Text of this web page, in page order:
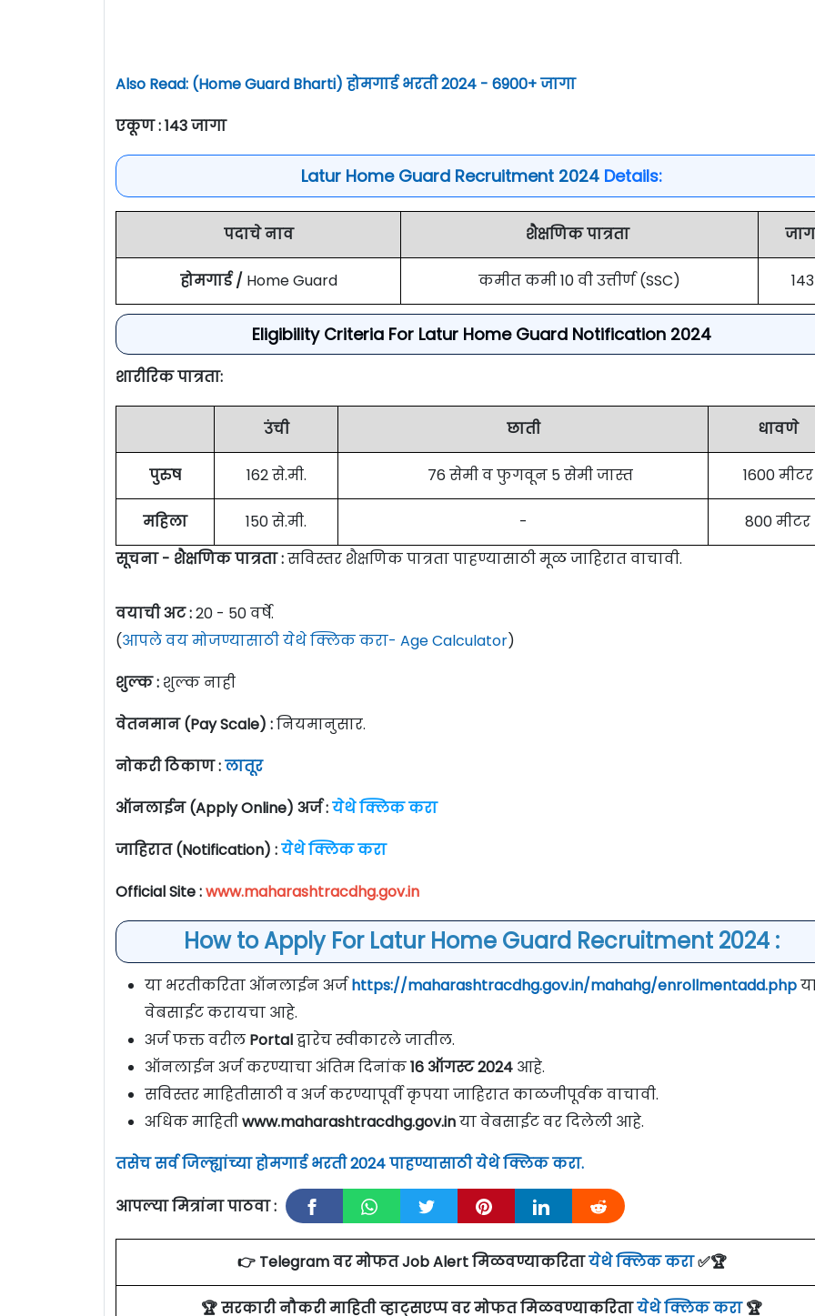
Also Read: (Home Guard Bharti) होमगार्ड भरती 2024 - 6900+ जागा
एकूण : 143 जागा
Latur Home Guard Recruitment 2024 Details:
पदाचे नाव शैक्षणिक पात्रता
होमगार्ड / Home Guard कमीत कमी 10 वी उत्तीर्ण (SSC) 143
Eligibility Criteria For Latur Home Guard Notification 2024
शारीरिक पात्रता:
उंची छाती धावणे
पुरुष 162 से.मी. 76 सेमी व फुगवून 5 सेमी जास्त 1600 मीटर
महिला 150 से.मी. -
800 मीटर
सूचना - शैक्षणिक पात्रता :सविस्तर शैक्षणिक पात्रता पाहण्यासाठी मूळ जाहिरात वाचावी.
वयाची अट :20 - 50 वर्षे.
(आपले वय मोजण्यासाठी येथे क्लिक करा- Age Calculator)
शुल्क : शुल्क नाही
वेतनमान (Pay Scale) :नियमानुसार.
नोकरी ठिकाण :लातूर
ऑनलाईन (Apply Online) अर्ज :येथे क्लिक करा
जाहिरात (Notification) :येथे क्लिक करा
Official Site :www.maharashtracdhg.gov.in
How to Apply For Latur Home Guard Recruitment 2024 :
या भरतीकरिता ऑनलाईन अर्जhttps://maharashtracdhg.gov.in/mahahg/enrollmentadd.php
वेबसाईट करायचा आहे.
अर्ज फक्त वरील Portalद्वारेच स्वीकारले जातील.
ऑनलाईन अर्ज करण्याचा अंतिम दिनांक16 ऑगस्ट 2024 आहे.
सविस्तर माहितीसाठी व अर्ज करण्यापूर्वी कृपया जाहिरात काळजीपूर्वक वाचावी.
अधिक माहितीwww.maharashtracdhg.gov.inया वेबसाईट वर दिलेली आहे.
तसेच सर्व जिल्ह्यांच्या होमगार्ड भरती 2024 पाहण्यासाठी येथे क्लिक करा.
आपल्या मित्रांना पाठवा :
👉 Telegram वर मोफत Job Alert मिळवण्याकरितायेथे क्लिक करा✅🏆
🏆 सरकारी नौकरी माहिती व्हाट्सएप्प वर मोफत मिळवण्याकरितायेथे क्लिक करा🏆